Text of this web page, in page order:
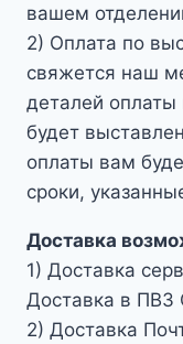
вашем
2) Оплата по
свяжется наш
деталей оплаты
будет
оплаты вам
сроки,
Доставка
1) Доставка
Доставка в ПВЗ
2) Доставка